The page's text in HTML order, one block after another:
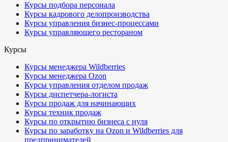
Курсы подбора персонала
Курсы кадрового делопроизводства
Курсы управления бизнес-процессами
Курсы управляющего рестораном
Курсы
Курсы менеджера Wildberries
Курсы менеджера Ozon
Курсы управления отделом продаж
Курсы диспетчера-логиста
Курсы продаж для начинающих
Курсы техник продаж
Курсы по открытию бизнеса с нуля
Курсы по заработку на Ozon и Wildberries для
предпринимателей